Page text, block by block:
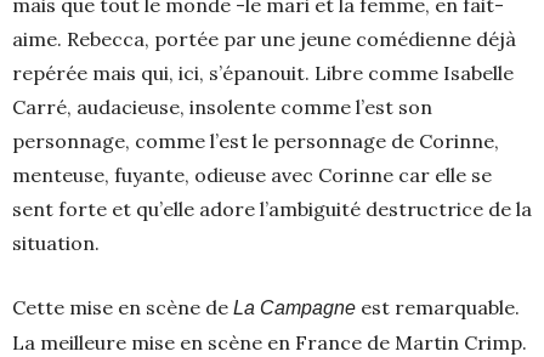
mais que tout le monde -le mari et la femme, en fait-
aime. Rebecca, portée par une jeune comédienne déjà
repérée mais qui, ici, s’épanouit. Libre comme Isabelle
Carré, audacieuse, insolente comme l’est son
personnage, comme l’est le personnage de Corinne,
menteuse, fuyante, odieuse avec Corinne car elle se
sent forte et qu’elle adore l’ambiguité destructrice de la
situation.
Cette mise en scène de La Campagne est remarquable.
La meilleure mise en scène en France de Martin Crimp.